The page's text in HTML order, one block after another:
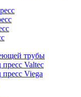
трубы
Valtec
Viega